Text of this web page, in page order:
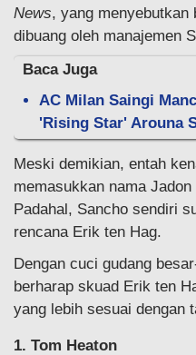
News, yang menyebutkan
dibuang oleh manajemen
Baca Juga
AC Milan Saingi
'Rising Star' Arouna
Meski demikian, entah
memasukkan nama
Padahal, Sancho sendiri
rencana Erik ten Hag.
Dengan cuci gudang
berharap skuad Erik ten
yang lebih sesuai dengan
1. Tom Heaton